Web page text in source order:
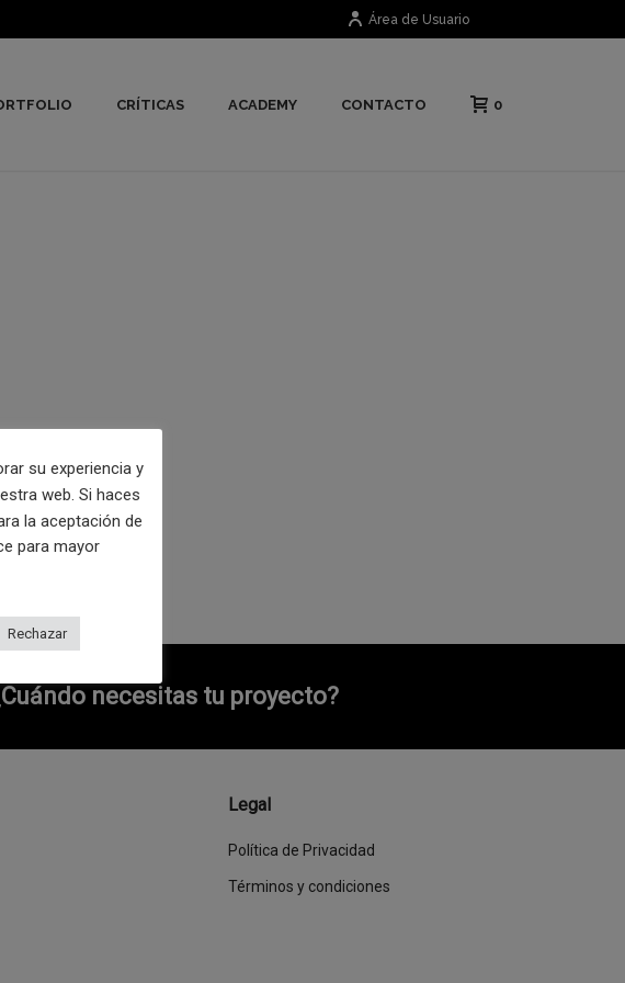
Área de Usuario
CRÍTICAS ACADEMY CONTACTO 0
necesitas tu proyecto?
Legal
Política de Privacidad
Términos y condiciones
su experiencia y
web. Si haces
la aceptación de
para mayor
Rechazar